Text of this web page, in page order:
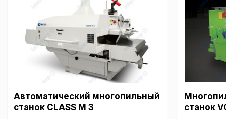
Автоматический многопильный
станок CLASS M 3
станок